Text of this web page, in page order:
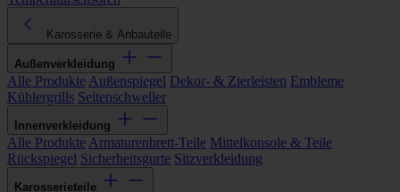
Karosserie & Anbauteile
Außenverkleidung
Alle Produkte Außenspiegel Dekor- & Zierleisten Embleme
Kühlergrills Seitenschweller
Innenverkleidung
Alle Produkte Armaturenbrett-Teile Mittelkonsole & Teile
Rückspiegel Sicherheitsgurte Sitzverkleidung
Karosserieteile